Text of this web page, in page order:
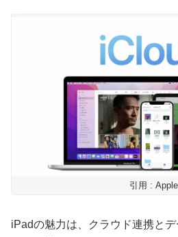
引用 : Apple
iPadの魅力は、クラウド連携と